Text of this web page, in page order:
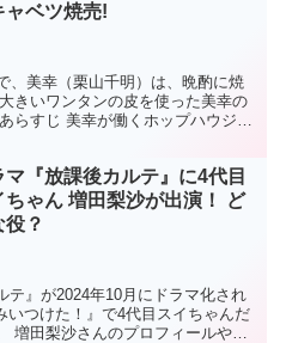
ャベツ焼売!
、美幸（栗山千明）は、晩酌に焼
きいワンタンの皮を使った美幸の
らすじ 美幸が働くホップハウジン
マ『放課後カルテ』に4代目
ちゃん 増田梨沙が出演！ ど
役？
テ』が2024年10月にドラマ化され
いつけた！』で4代目スイちゃんだ
増田梨沙さんのプロフィールやド